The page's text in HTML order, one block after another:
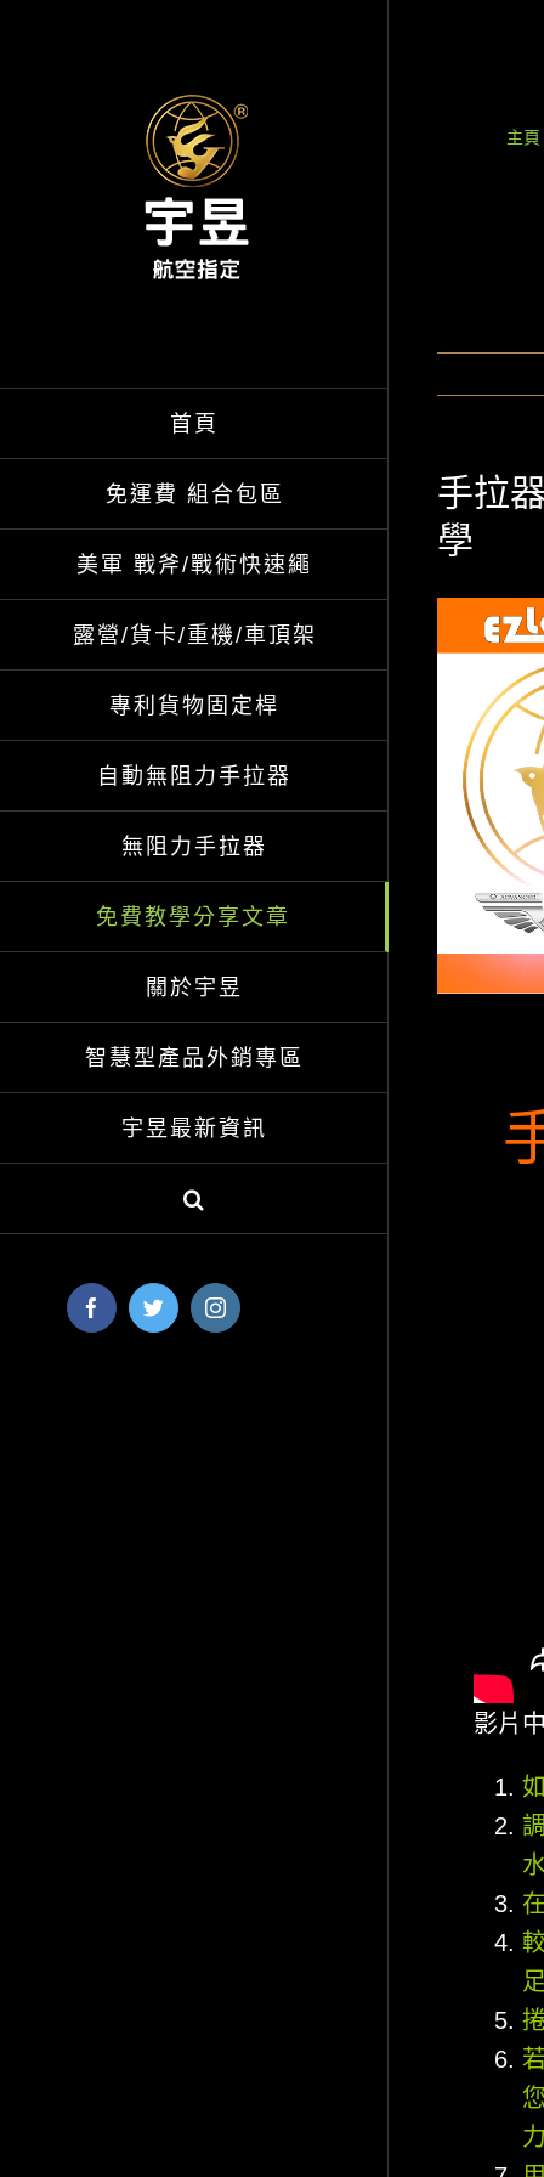
首頁
免運費 組合包區
美軍 戰斧/戰術快速繩
露營/貨卡/重機/車頂架
專利貨物固定桿
自動無阻力手拉器
無阻力手拉器
免費教學分享文章
關於宇昱
智慧型產品外銷專區
宇昱最新資訊
FacebookTwitterInstagram
主頁
手拉
學
View
Larger
Image
影片